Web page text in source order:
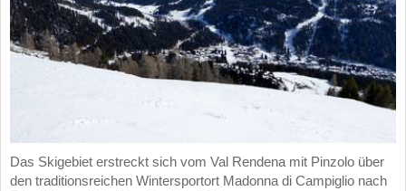
Das Skigebiet erstreckt sich vom Val Rendena mit Pinzolo über
den traditionsreichen Wintersportort Madonna di Campiglio nach